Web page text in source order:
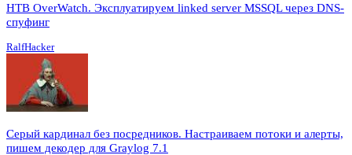
HTB OverWatch. Эксплуатируем linked server MSSQL через DNS-
спуфинг
RalfHacker
Серый кардинал без посредников. Настраиваем потоки и алерты,
пишем декодер для Graylog 7.1